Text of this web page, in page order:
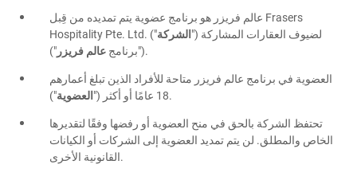
عالم فريزر هو برنامج عضوية يتم تمديده من قِبل Frasers
Hospitality Pte. Ltd. ("الشركة") لضيوف العقارات المشاركة
("برنامج عالم فريزر
").
العضوية في برنامج عالم فريزر متاحة للأفراد الذين تبلغ أعمارهم
18 عامًا أو أكثر ("
العضوية
").
تحتفظ الشركة بالحق في منح العضوية أو رفضها وفقًا لتقديرها
الخاص والمطلق. لن يتم تمديد العضوية إلى الشركات أو الكيانات
القانونية الأخرى.